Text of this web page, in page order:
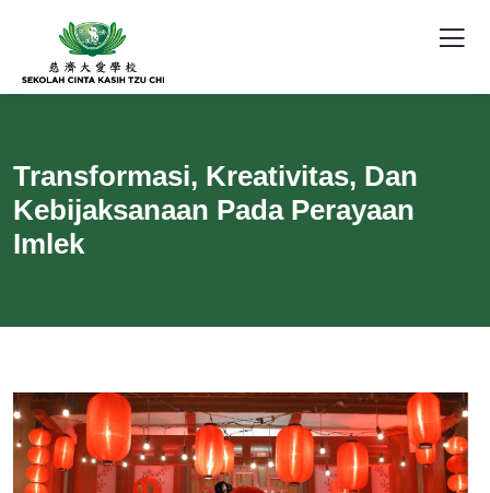
Transformasi, Kreativitas, Dan
Kebijaksanaan Pada Perayaan
Imlek